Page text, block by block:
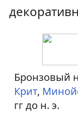
Бронзовый
Крит,
гг до н. э.